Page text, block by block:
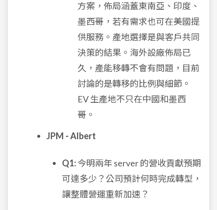
方案，佈局涵蓋東南亞、印度、
墨西哥，若有需求也可在美國提
供服務。產地選擇是與客戶共同
決策的結果。海外設廠佈局已
久，產能移轉不會有問題，目前
討論的是轉移的比例與細節。
EV 生產地不只在中國和墨西
哥。
JPM - Albert
Q1:今明兩年 server 的營收貢獻預期
可達多少？公司預計何時完成轉型，
讓整體營運重新加速？